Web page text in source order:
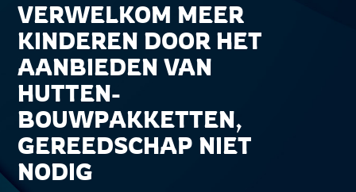
VERWELKOM MEER
KINDEREN DOOR HET
AANBIEDEN VAN
HUTTEN-
BOUWPAKKETTEN,
GEREEDSCHAP NIET
NODIG